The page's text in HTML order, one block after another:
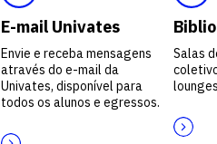
E-mail Univates
Envie e receba mensagens
através do e-mail da
Univates, disponível para
todos os alunos e egressos.
Salas